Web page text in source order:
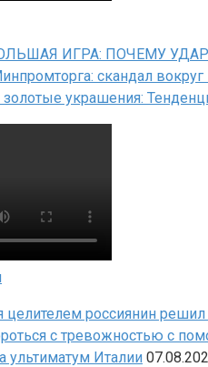
ИГРА: ПОЧЕМУ
скандал вокруг
украшения:
россиянин решил
с тревожностью с
ультиматум Италии